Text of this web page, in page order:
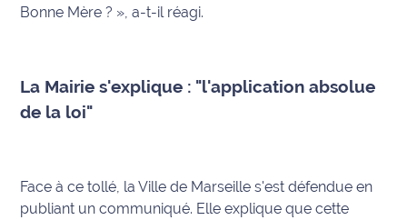
Bon
Nous
et voir
Maritima
Bonne Mère ? », a-t-il réagi.
La Mairie s'explique : "l'application absolue
de la loi"
Face à ce tollé, la Ville de Marseille s'est défendue en
publiant un communiqué. Elle explique que cette